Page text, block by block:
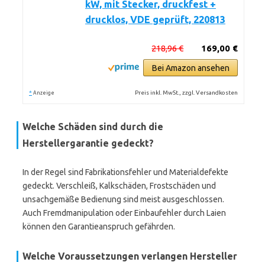
kW, mit Stecker, druckfest +
drucklos, VDE geprüft, 220813
169,00 €
218,96 €
Bei Amazon ansehen
* Anzeige Preis inkl. MwSt., zzgl. Versandkosten
Welche Schäden sind durch die
Herstellergarantie gedeckt?
In der Regel sind Fabrikationsfehler und Materialdefekte
gedeckt. Verschleiß, Kalkschäden, Frostschäden und
unsachgemäße Bedienung sind meist ausgeschlossen.
Auch Fremdmanipulation oder Einbaufehler durch Laien
können den Garantieanspruch gefährden.
Welche Voraussetzungen verlangen Hersteller